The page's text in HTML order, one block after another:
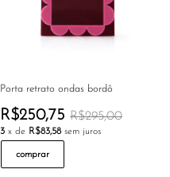
Porta retrato ondas bordô
R$250,75 R$295,00
3 x de R$83,58 sem juros
comprar